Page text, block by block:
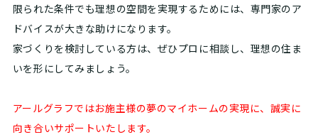
限られた条件でも理想の空間を実現するためには、専門家のア
ドバイスが大きな助けになります。
家づくりを検討している方は、ぜひプロに相談し、理想の住ま
いを形にしてみましょう。
アールグラフではお施主様の夢のマイホームの実現に、誠実に
向き合いサポートいたします。